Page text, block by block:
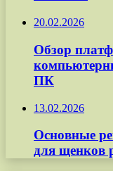
20.02.2026
Обзор
ПК
13.02.2026
Основные
для щенков